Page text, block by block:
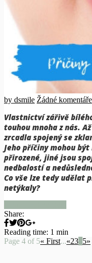
by dsmile Žádné komentáře
Vlastnictví zářivě
touhou mnoha z nás.
zrcadla spojený se
Jeho příčiny mohou
přirozené, jiné jsou
nedbalostí a
Co vše lze tedy udělat
netýkaly?
Share:
Reading time: 1 min
Page 4 of 5« First...«23 5»